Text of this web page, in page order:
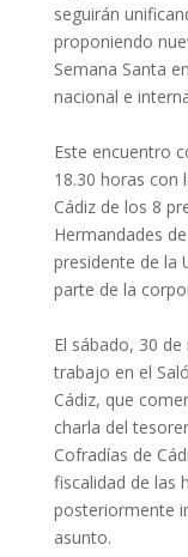
seguirán
proponiendo
Semana Santa
nacional e
Este encuentro
18.30 horas con
Cádiz de los 8
Hermandades
presidente de la
parte de la
El sábado, 30
trabajo en el
Cádiz, que
charla del
Cofradías de
fiscalidad de las
posteriormente
asunto.